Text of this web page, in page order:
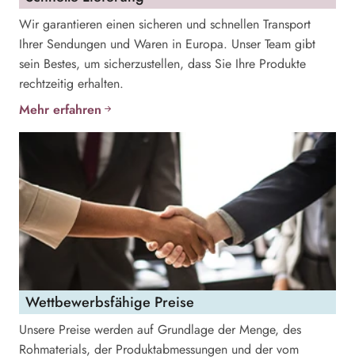
Wir garantieren einen sicheren und schnellen Transport
Ihrer Sendungen und Waren in Europa. Unser Team gibt
sein Bestes, um sicherzustellen, dass Sie Ihre Produkte
rechtzeitig erhalten.
Mehr erfahren
Wettbewerbsfähige Preise
Unsere Preise werden auf Grundlage der Menge, des
Rohmaterials, der Produktabmessungen und der vom